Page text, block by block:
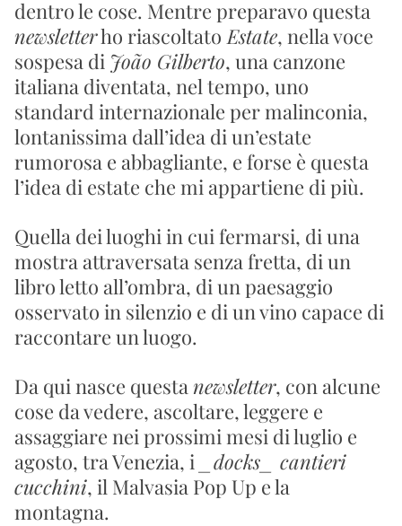
newsletter ho riascoltato Estate, nella voce
sospesa di João Gilberto, una canzone
italiana diventata, nel tempo, uno
standard internazionale per malinconia,
lontanissima dall’idea di un’estate
rumorosa e abbagliante, e forse è questa
l’idea di estate che mi appartiene di più.
Quella dei luoghi in cui fermarsi, di una
mostra attraversata senza fretta, di un
libro letto all’ombra, di un paesaggio
osservato in silenzio e di un vino capace di
raccontare un luogo.
Da qui nasce questa newsletter, con alcune
cose da vedere, ascoltare, leggere e
assaggiare nei prossimi mesi di luglio e
agosto, tra Venezia, i
_docks_ cantieri
cucchini, il Malvasia Pop Up e la
montagna.